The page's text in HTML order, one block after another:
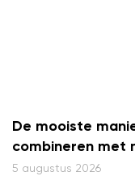
De mooiste
combineren met
5 augustus 2026